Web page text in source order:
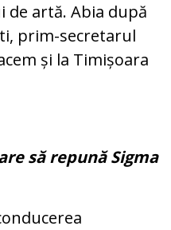
de artă. Abia după
prim-secretarul
și la Timișoara
să repună Sigma